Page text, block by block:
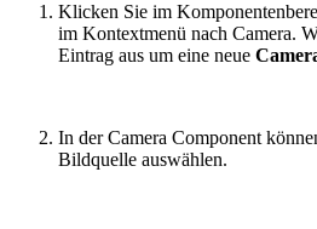
Klicken Sie im
im Kontextmenü nach Camera.
Eintrag aus um eine neue
In der Camera Component
Bildquelle auswählen.